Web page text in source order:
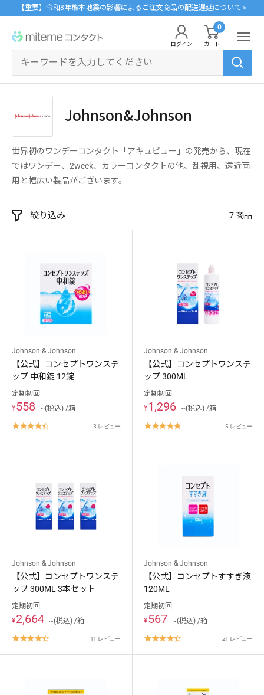
【重要】令和8年熊本地震の影響によるご注文商品の配送遅延について >
miteme
contact
ログイン
0
カート
ログイン・新規会員登録はこちら
す。
レンズタイプから探す
レンズタイプから探す
1Day
2Week
カラコン
ケア用品
メーカーから探す
メーカーから探す
ジョンソン・エンド・ジョンソン
メニコン
シード
PIA
ご利用ガイド
Johnson&Johnson
世界初のワンデーコンタクト「アキュビュー」の発売から、現在
ではワンデー、2week、カラーコンタクトの他、乱視用、遠近両
用と幅広い製品がございます。
絞り込み 7 商品
Johnson & Johnson
【公式】コンセプトワンステ
ップ 中和錠 12錠
定期初回
¥558 ~(税込) /箱
4.7
rating
3 レビュー
Johnson & Johnson
【公式】コンセプトワンステ
ップ 300ML
定期初回
¥1,296 ~(税込) /箱
4.8
rating
5 レビュー
Johnson & Johnson
【公式】コンセプトワンステ
ップ 300ML 3本セット
定期初回
¥2,664 ~(税込) /箱
4.6
rating
11 レビュー
Johnson & Johnson
【公式】コンセプトすすぎ液
120ML
定期初回
¥567 ~(税込) /箱
4.6
rating
21 レビュー